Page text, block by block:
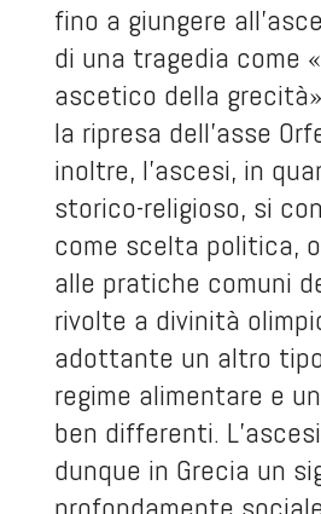
fino a giungere
di una tragedia come
ascetico della
la ripresa dell’asse
inoltre, l’ascesi, in
storico-religioso, si
come scelta politica,
alle pratiche comuni
rivolte a divinità
adottante un altro
regime alimentare e
ben differenti.
dunque in Grecia un